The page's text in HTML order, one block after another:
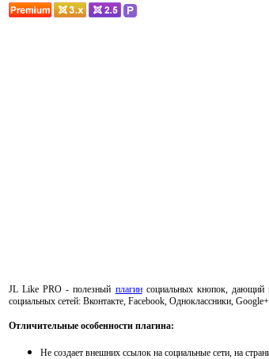
JL Like PRO - полезный плагинсоциальных кнопок, дающий
социальных сетей: Вконтакте, Facebook, Одноклассники,
Отличительные особенности плагина:
Не создает внешних ссылок на социальные сети, на